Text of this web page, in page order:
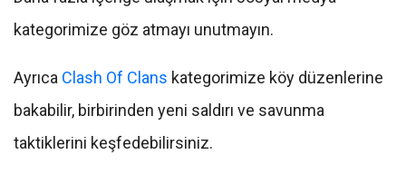
kategorimize göz atmayı unutmayın.
Ayrıca Clash Of Clans kategorimize köy düzenlerine
bakabilir, birbirinden yeni saldırı ve savunma
taktiklerini keşfedebilirsiniz.